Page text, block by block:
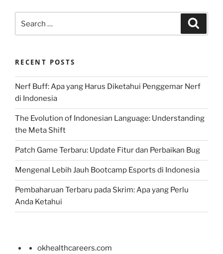
for:
RECENT POSTS
Nerf Buff: Apa yang Harus Diketahui Penggemar Nerf
di Indonesia
The Evolution of Indonesian Language: Understanding
the Meta Shift
Patch Game Terbaru: Update Fitur dan Perbaikan Bug
Mengenal Lebih Jauh Bootcamp Esports di Indonesia
Pembaharuan Terbaru pada Skrim: Apa yang Perlu
Anda Ketahui
okhealthcareers.com